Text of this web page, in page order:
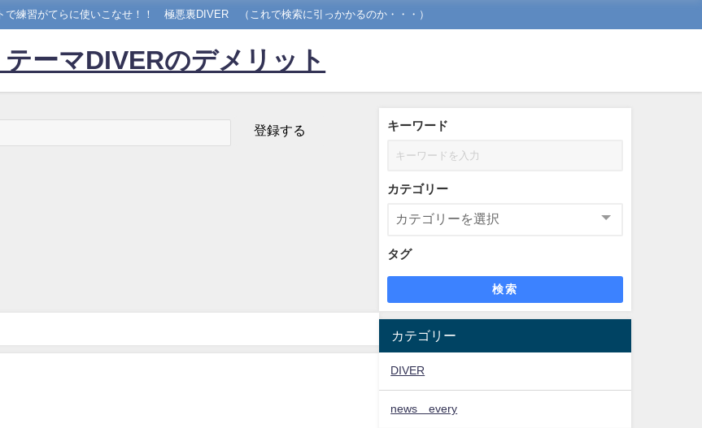
で練習がてらに使いこなせ！！ 極悪裏DIVER （これで検索に引っかかるのか・・・）
ーマDIVERのデメリット
キーワード
カテゴリー
タグ
検索
カテゴリー
DIVER
news every